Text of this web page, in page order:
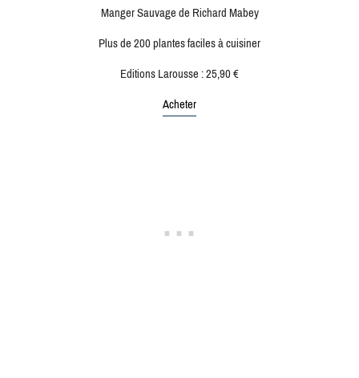
Manger Sauvage de Richard Mabey
Plus de 200 plantes faciles à cuisiner
Editions Larousse : 25,90 €
Acheter